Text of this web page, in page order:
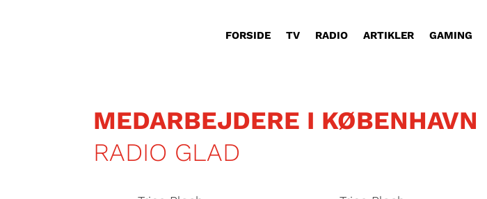
FORSIDE TV RADIO ARTIKLER GAMING
MEDARBEJDERE I KØBENHAVN
RADIO GLAD